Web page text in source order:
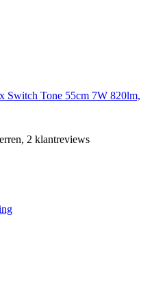
Switch Tone 55cm 7W 820lm,
2 klantreviews